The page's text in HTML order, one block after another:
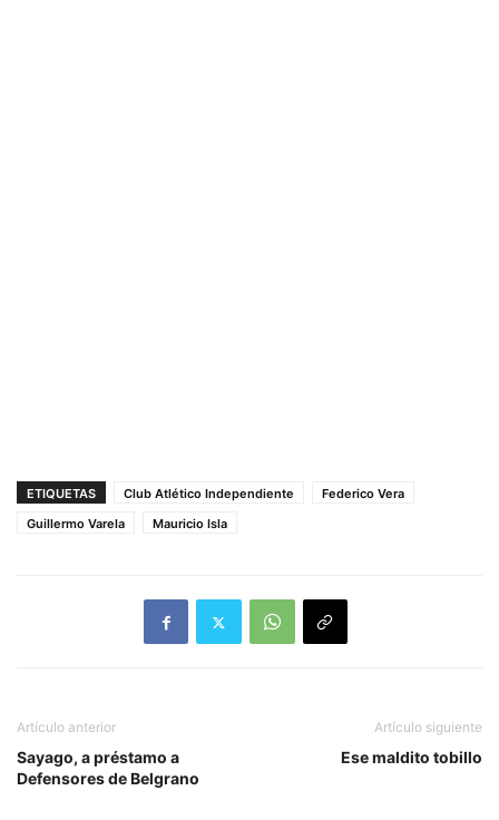
ETIQUETAS Club Atlético Independiente
Federico Vera
Guillermo Varela
Mauricio Isla
Artículo anterior
Sayago, a préstamo a
Defensores de Belgrano
Artículo siguiente
Ese maldito tobillo